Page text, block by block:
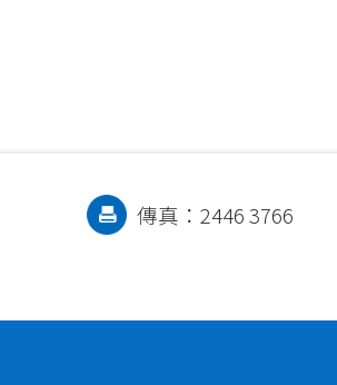
傳真：2446 3766